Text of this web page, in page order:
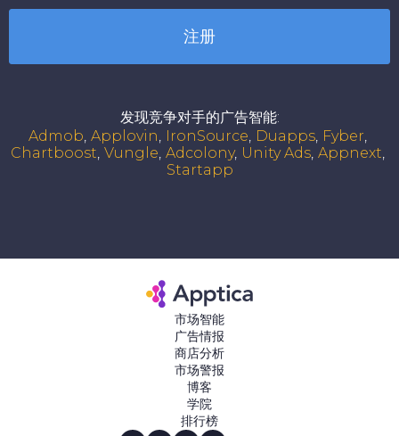
注册
发现竞争对手的广告智能:
Admob Applovin IronSource Duapps Fyber
Chartboost Vungle Adcolony Unity Ads Appnext
Startapp
市场智能
广告情报
商店分析
市场警报
博客
学院
排行榜